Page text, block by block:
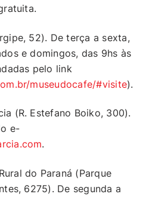
52). De terça a sexta,
e domingos, das 9hs às
pelo link
museudocafe/#visite
(R. Estefano Boiko, 300).
e-
.
do Paraná (Parque
6275). De segunda a